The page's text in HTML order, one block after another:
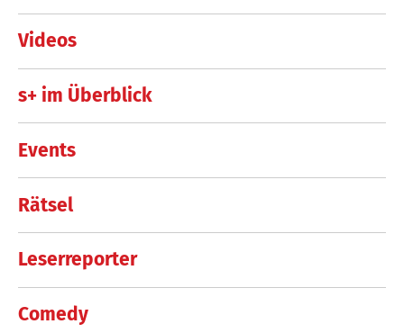
Videos
s+ im Überblick
Events
Rätsel
Leserreporter
Comedy